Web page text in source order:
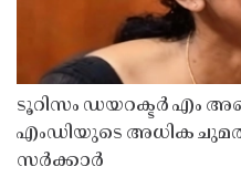
ടൂറിസം ഡയറക്ടർ എം
എംഡിയുടെ അധിക
സർക്കാർ